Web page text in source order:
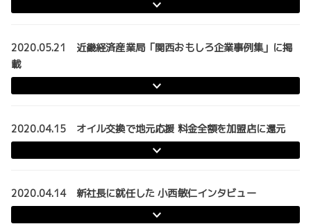
2020.05.21 近畿経済産業局「関西おもしろ企業事例集」に掲
載
2020.04.15 オイル交換で地元応援 料金全額を加盟店に還元
2020.04.14 新社長に就任した 小西敏仁インタビュー